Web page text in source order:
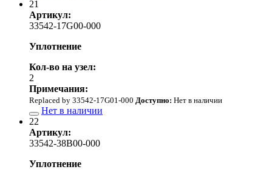
21
Артикул:
33542-17G00-000
Уплотнение
Кол-во на узел:
2
Примечания:
Replaced by 33542-17G01-000 Доступно: Нет в наличии
Нет в наличии
22
Артикул:
33542-38B00-000
Уплотнение